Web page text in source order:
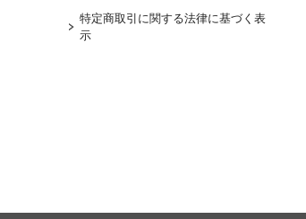
特定商取引に関する法律に基づく表
示